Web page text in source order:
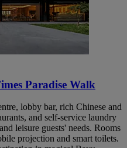
Paradise Walk
lobby bar, rich Chinese and
and self-service laundry
leisure guests' needs. Rooms
projection and smart toilets.